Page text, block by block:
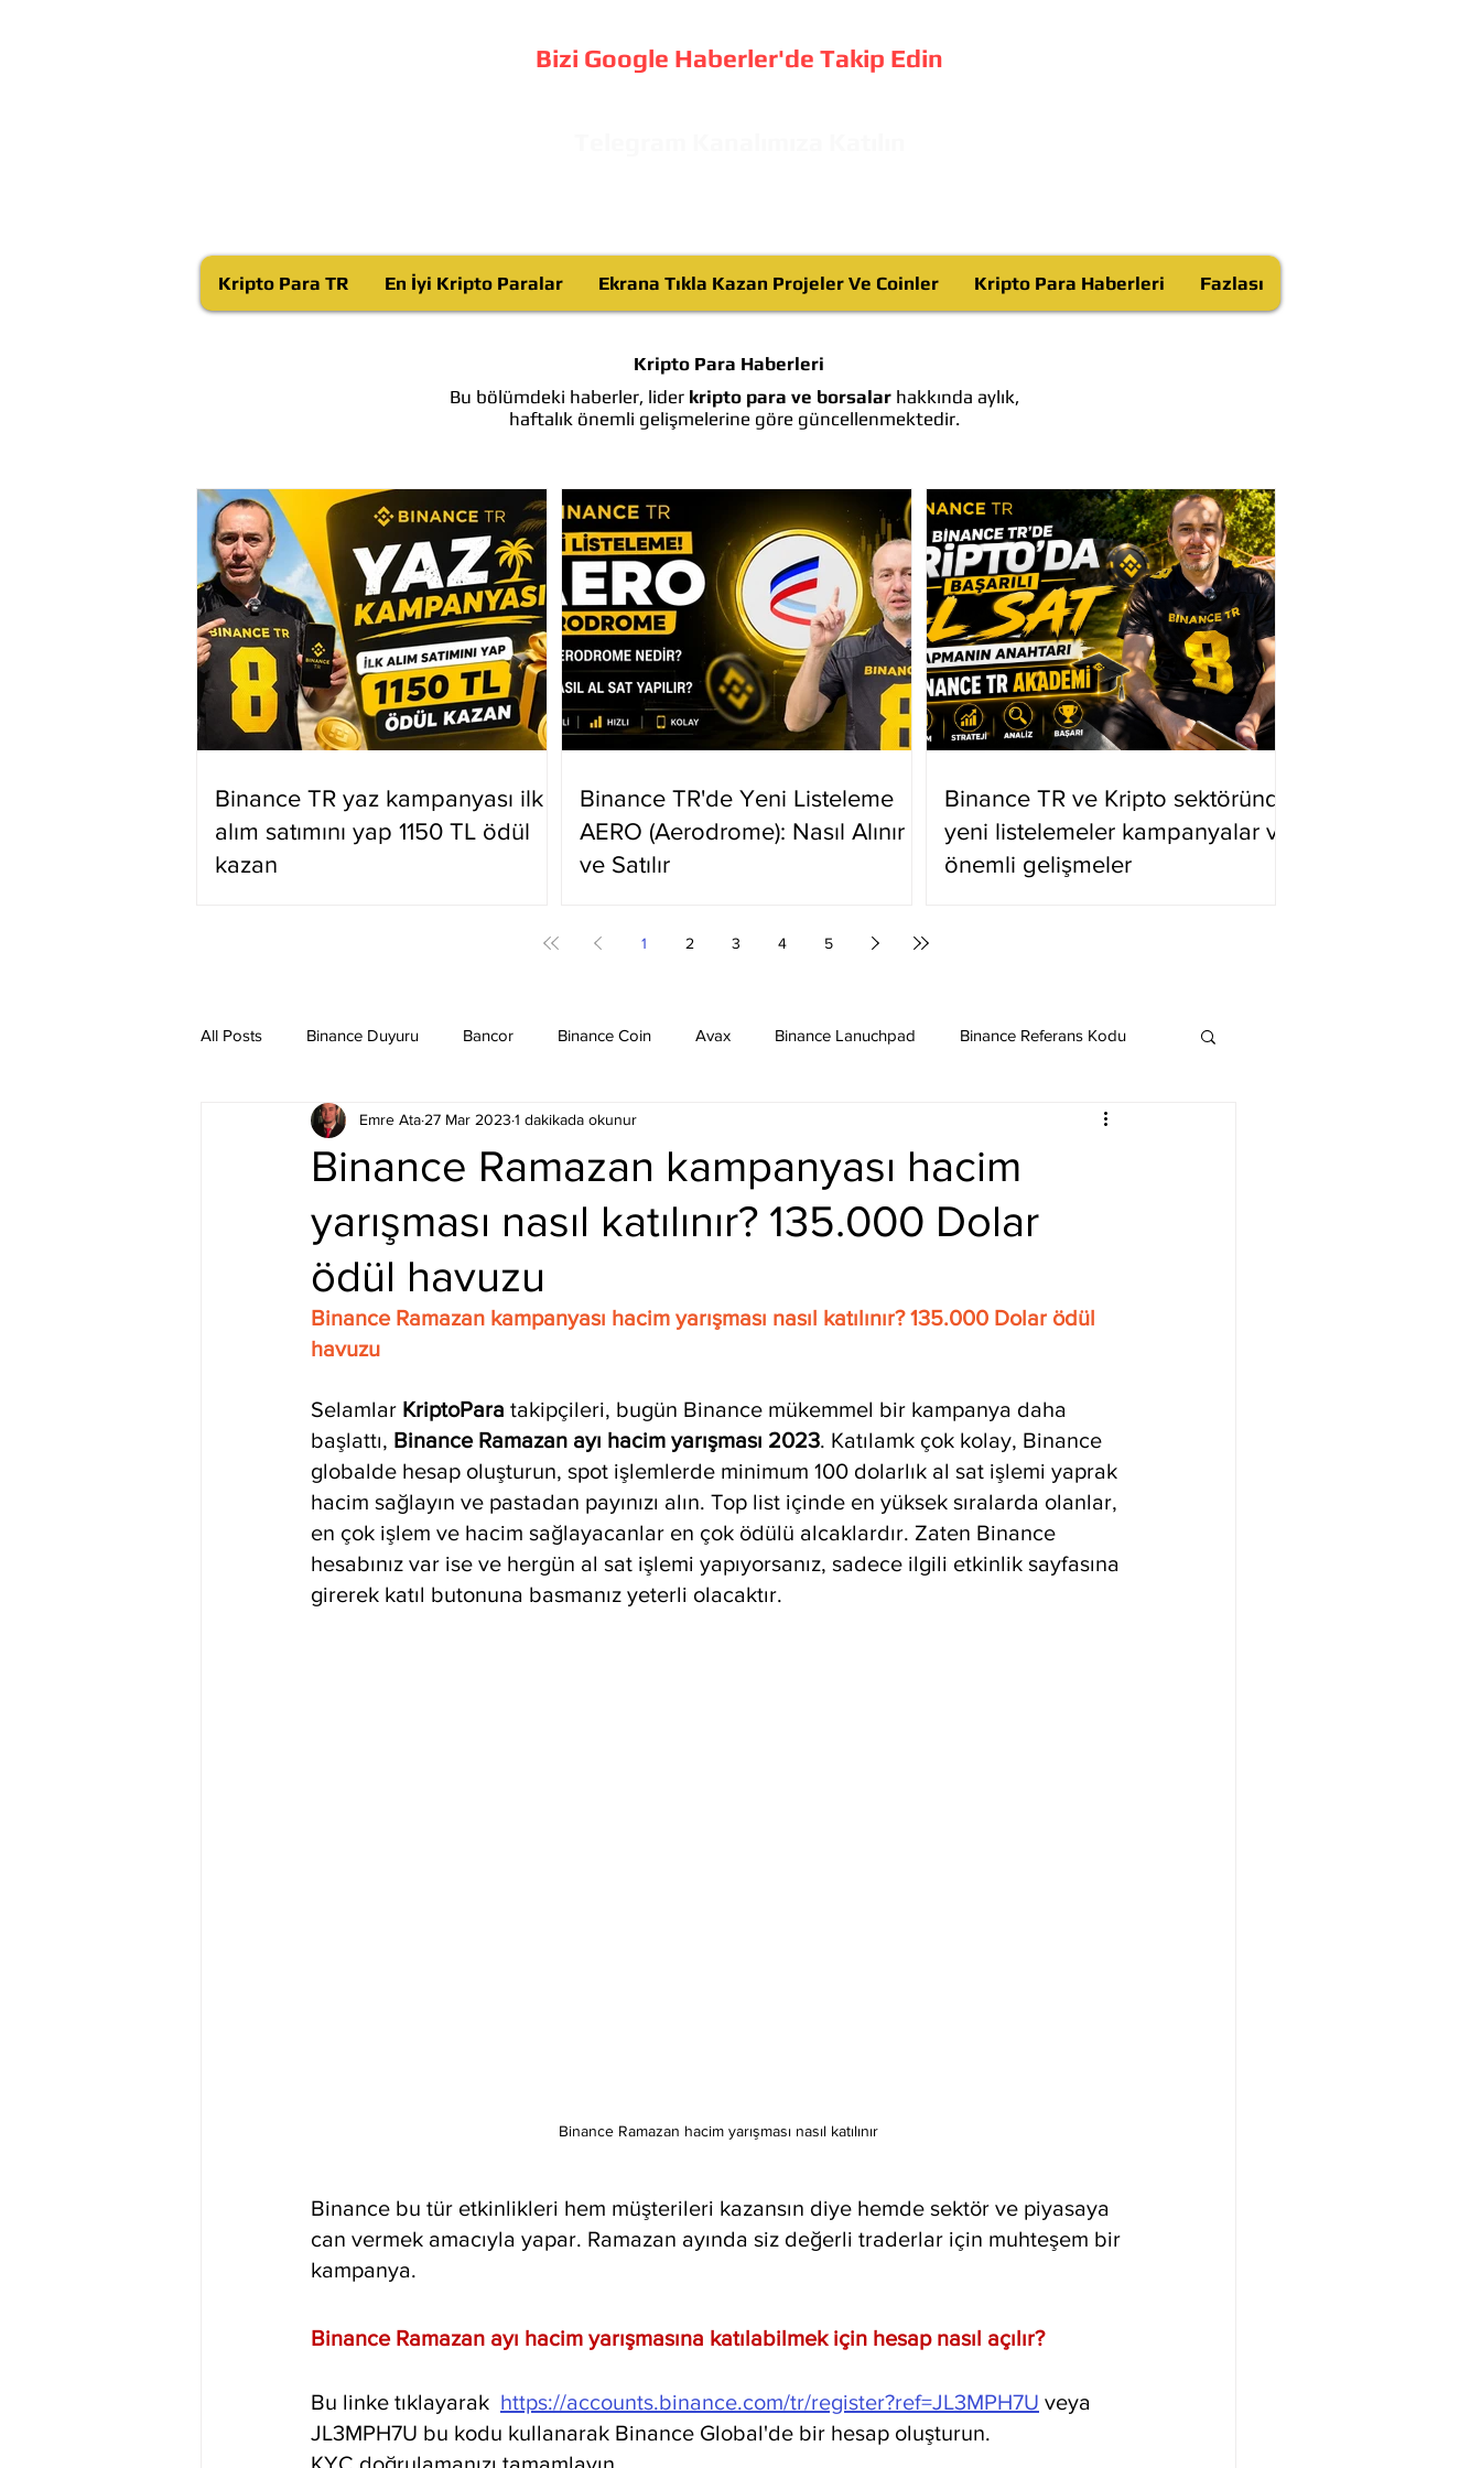
Bizi Google Haberler'de Takip Edin
Kripto Para TR En İyi Kripto Paralar Ekrana Tıkla Kazan Projeler Ve Coinler Kripto Para Haberleri Fazlası
Kripto Para Haberleri
Bu bölümdeki haberler, lider kripto para ve borsalarhakkında aylık,
haftalık önemli gelişmelerine göre güncellenmektedir.
Binance TR yaz kampanyası ilk
alım satımını yap 1150 TL ödül
kazan
Binance TR'de Yeni Listeleme
AERO (Aerodrome): Nasıl Alınır
ve Satılır
Binance TR ve Kripto sektöründe
yeni listelemeler kampanyalar ve
önemli gelişmeler
1 2 3 4 5
All Posts Binance Duyuru Bancor Binance Coin Avax Binance Lanuchpad Binance Referans Kodu
Binance Taraftar Token Bitcoin Bitcoin Sv
Bittorent Coin Chiliz Compound Dai Dash Cosmos Dogecoin Ethereum
Binance Ramazan kampanyası hacim
yarışması nasıl katılınır? 135.000 Dolar
ödül havuzu
Emre Ata 27 Mar 2023 1 dakikada okunur
Binance Ramazan kampanyası hacim yarışması nasıl katılınır? 135.000 Dolar ödül
havuzu
Selamlar KriptoPara takipçileri, bugün Binance mükemmel bir kampanya daha
başlattı, Binance Ramazan ayı hacim yarışması 2023. Katılamk çok kolay, Binance
globalde hesap oluşturun, spot işlemlerde minimum 100 dolarlık al sat işlemi yaprak
hacim sağlayın ve pastadan payınızı alın. Top list içinde en yüksek sıralarda olanlar,
en çok işlem ve hacim sağlayacanlar en çok ödülü alcaklardır. Zaten Binance
hesabınız var ise ve hergün al sat işlemi yapıyorsanız, sadece ilgili etkinlik sayfasına
girerek katıl butonuna basmanız yeterli olacaktır.
Binance Ramazan hacim yarışması nasıl katılınır
Binance bu tür etkinlikleri hem müşterileri kazansın diye hemde sektör ve piyasaya
can vermek amacıyla yapar. Ramazan ayında siz değerli traderlar için muhteşem bir
kampanya.
Binance Ramazan ayı hacim yarışmasına katılabilmek için hesap nasıl açılır?
Bu linke tıklayarak https://accounts.binance.com/tr/register?ref=JL3MPH7U veya
JL3MPH7U bu kodu kullanarak Binance Global'de bir hesap oluşturun.